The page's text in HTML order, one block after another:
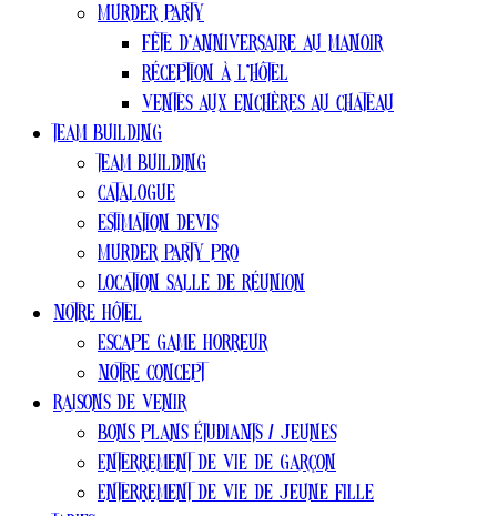
Murder party
Fête d’anniversaire au manoir
Réception à l’hôtel
Ventes aux enchères au chateau
Team Building
Team Building
Catalogue
estimation devis
Murder Party pro
Location salle de réunion
Notre Hôtel
Escape Game Horreur
Notre concept
Raisons de venir
Bons plans ÉTUDIANTS / jeunes
Enterrement de vie de garçon
Enterrement de vie de jeune fille